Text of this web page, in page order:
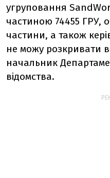
угруповання
частиною 74455 ГРУ,
частини, а також
не можу розкривати
начальник
відомства.